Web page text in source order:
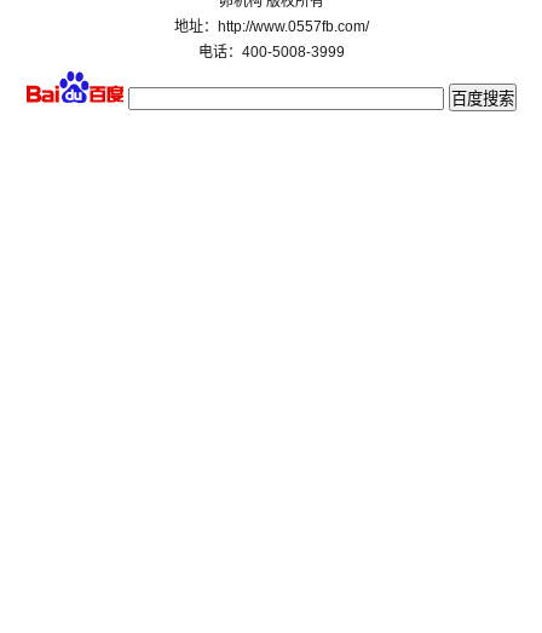
地址：http://www.0557fb.com/
电话：400-5008-3999